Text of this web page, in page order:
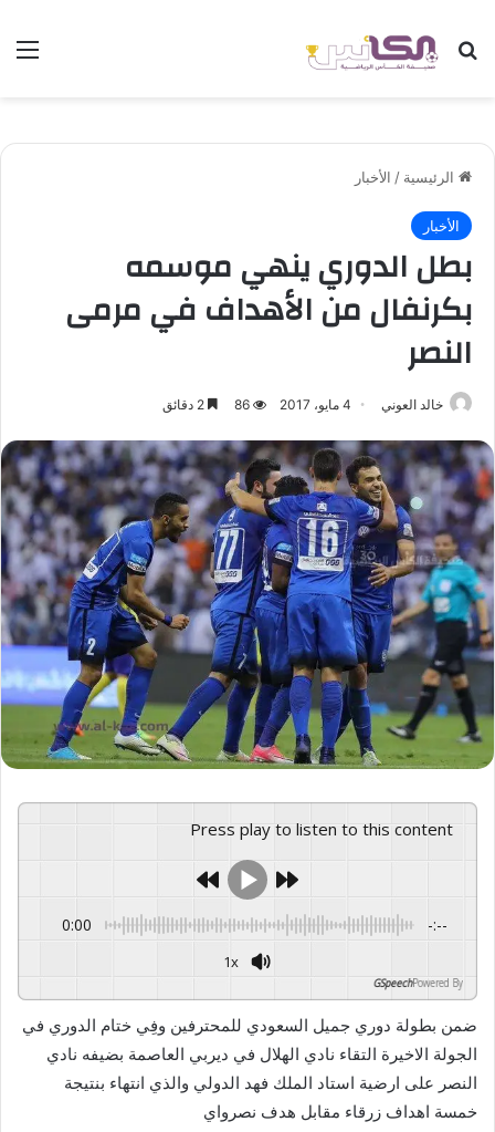
بحث عن
الرئيسية / الأخبار
الأخبار
بطل الدوري ينهي موسمه
بكرنفال من الأهداف في مرمى
النصر
خالد العوني 4 مايو، 2017 86
Press play to listen to this content
0:00 -:--
1x
Powered By
GSpeech
ضمن بطولة دوري جميل السعودي للمحترفين وفِي ختام الدوري في
الجولة الاخيرة التقاء نادي الهلال في ديربي العاصمة بضيفه نادي
النصر على ارضية استاد الملك فهد الدولي والذي انتهاء بنتيجة
خمسة اهداف زرقاء مقابل هدف نصرواي